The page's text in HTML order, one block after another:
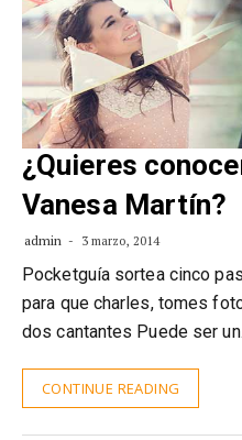
¿Quieres
Vanesa Martín?
admin 3 marzo, 2014
Pocketguía sortea cinco
para que charles, tomes
dos cantantes Puede ser
CONTINUE READING